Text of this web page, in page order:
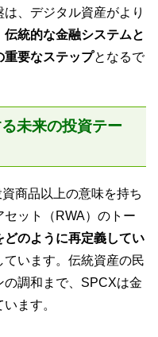
、デジタル資産がより
伝統的な金融システムと
重要なステップとなるで
未来の投資テー
商品以上の意味を持ち
ット（RWA）のトー
のように再定義してい
います。伝統資産の民
調和まで、SPCXは金
ます。